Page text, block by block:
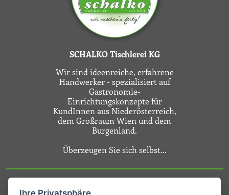
SCHALKO Tischlerei KG
Wir sind ideenreiche, erfahrene
Handwerker - spezialisiert auf
Gastronomie-
Einrichtungskonzepte für
KundInnen aus Niederösterreich,
dem Großraum Wien und dem
Burgenland.
Überzeugen Sie sich selbst...